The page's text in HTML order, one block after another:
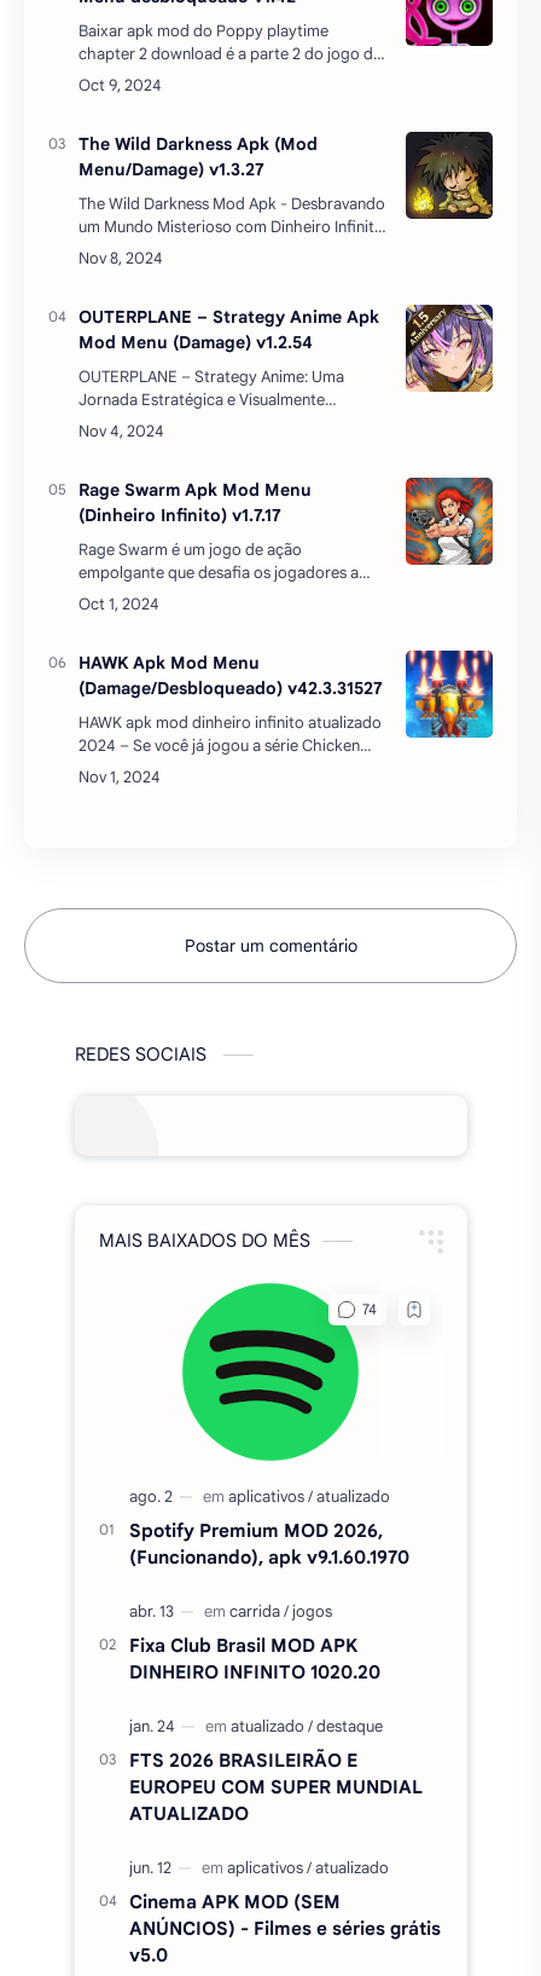
Baixar apk mod do Poppy playtime
chapter 2 download é a parte 2 do jogo de
mesmo nome, dando continuidade à série
de sucessos retumbantes que a versão
The Wild Darkness Apk (Mod
Menu/Damage) v1.3.27
The Wild Darkness Mod Apk - Desbravando
um Mundo Misterioso com Dinheiro Infinito
AtualizadoAdentre uma densa floresta em
um mundo misterioso, onde um feiticeiro
OUTERPLANE – Strategy Anime Apk
Mod Menu (Damage) v1.2.54
OUTERPLANE – Strategy Anime: Uma
Jornada Estratégica e Visualmente
DeslumbranteSe você é fã de jogos de
estratégia e adora o estilo visual dos
Rage Swarm Apk Mod Menu
(Dinheiro Infinito) v1.7.17
Rage Swarm é um jogo de ação
empolgante que desafia os jogadores a
enfrentar hordas de inimigos em um estilo
de tiro de cima para baixo. Com uma
HAWK Apk Mod Menu
(Damage/Desbloqueado) v42.3.31527
HAWK apk mod dinheiro infinito atualizado
2024 – Se você já jogou a série Chicken
Invader da empresa InterAction então
parabéns, sua infância realmente gloriosa,
Postar um comentário
REDES SOCIAIS
MAIS BAIXADOS DO MÊS
Spotify Premium MOD 2026,
(Funcionando), apk v9.1.60.1970
Fixa Club Brasil MOD APK
DINHEIRO INFINITO 1020.20
FTS 2026 BRASILEIRÃO E
EUROPEU COM SUPER MUNDIAL
ATUALIZADO
Cinema APK MOD (SEM
ANÚNCIOS) - Filmes e séries grátis
v5.0